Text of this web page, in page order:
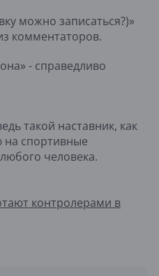
можно записаться?)»
комментаторов.
- справедливо
такой наставник, как
на спортивные
человека.
контролерами в